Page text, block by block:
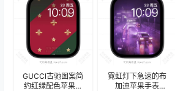
GUCCI古驰图案简
约红绿配色苹果手
霓虹灯下急速的布
加迪苹果手表